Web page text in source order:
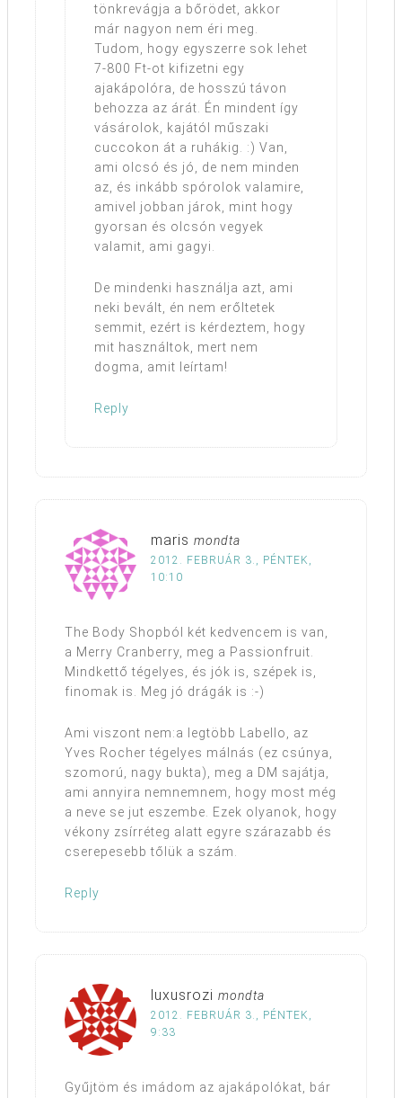
tönkrevágja a bőrödet, akkor
már nagyon nem éri meg.
Tudom, hogy egyszerre sok lehet
7-800 Ft-ot kifizetni egy
ajakápolóra, de hosszú távon
behozza az árát. Én mindent így
vásárolok, kajától műszaki
cuccokon át a ruhákig. :) Van,
ami olcsó és jó, de nem minden
az, és inkább spórolok valamire,
amivel jobban járok, mint hogy
gyorsan és olcsón vegyek
valamit, ami gagyi.
De mindenki használja azt, ami
neki bevált, én nem erőltetek
semmit, ezért is kérdeztem, hogy
mit használtok, mert nem
dogma, amit leírtam!
Reply
maris mondta
2012. FEBRUÁR 3., PÉNTEK,
10:10
The Body Shopból két kedvencem is van,
a Merry Cranberry, meg a Passionfruit.
Mindkettő tégelyes, és jók is, szépek is,
finomak is. Meg jó drágák is :-)
Ami viszont nem:a legtöbb Labello, az
Yves Rocher tégelyes málnás (ez csúnya,
szomorú, nagy bukta), meg a DM sajátja,
ami annyira nemnemnem, hogy most még
a neve se jut eszembe. Ezek olyanok, hogy
vékony zsírréteg alatt egyre szárazabb és
cserepesebb tőlük a szám.
Reply
luxusrozi mondta
2012. FEBRUÁR 3., PÉNTEK,
9:33
Gyűjtöm és imádom az ajakápolókat, bár